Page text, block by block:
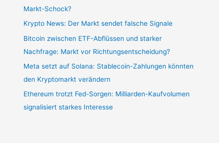
Markt-Schock?
Krypto News: Der Markt sendet falsche Signale
Bitcoin zwischen ETF-Abflüssen und starker
Nachfrage: Markt vor Richtungsentscheidung?
Meta setzt auf Solana: Stablecoin-Zahlungen könnten
den Kryptomarkt verändern
Ethereum trotzt Fed-Sorgen: Milliarden-Kaufvolumen
signalisiert starkes Interesse